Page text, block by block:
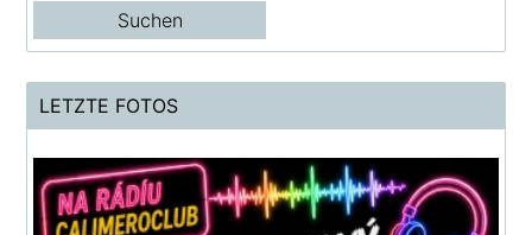
LETZTE FOTOS